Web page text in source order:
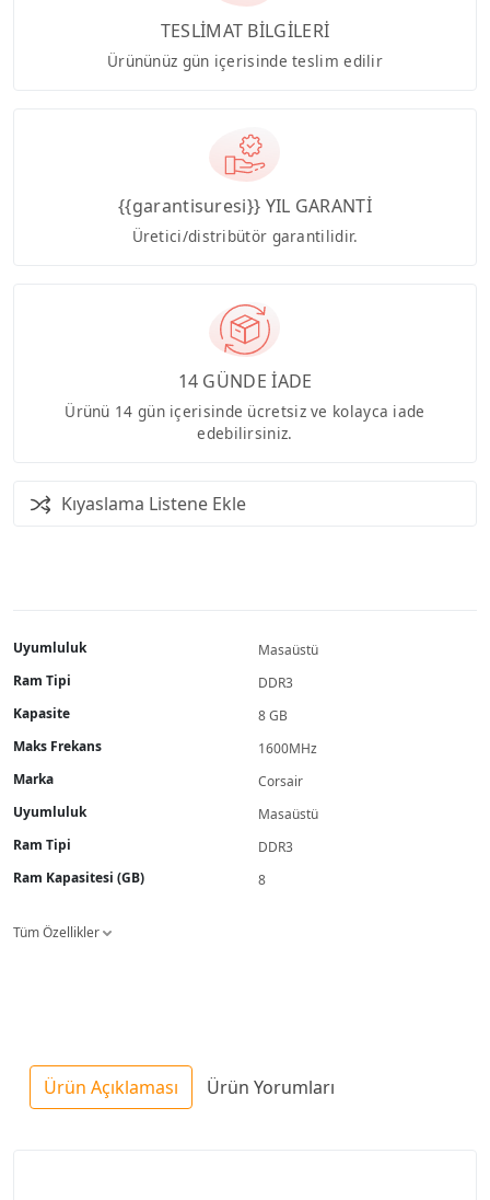
TESLİMAT BİLGİLERİ
Ürününüz gün içerisinde teslim edilir
{{garantisuresi}} YIL GARANTİ
Üretici/distribütör garantilidir.
14 GÜNDE İADE
Ürünü 14 gün içerisinde ücretsiz ve kolayca iade
edebilirsiniz.
Kıyaslama Listene Ekle
Uyumluluk
Masaüstü
Ram Tipi
DDR3
Kapasite
8 GB
Maks Frekans
1600MHz
Marka
Corsair
Uyumluluk
Masaüstü
Ram Tipi
DDR3
Ram Kapasitesi (GB)
8
Tüm Özellikler
Ürün Açıklaması Ürün Yorumları